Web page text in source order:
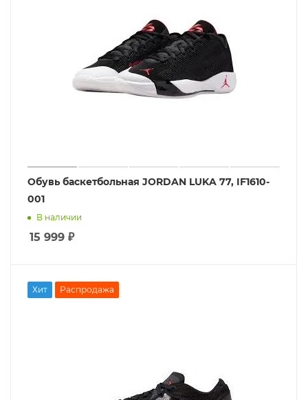
Обувь баскетбольная JORDAN LUKA 77, IF1610-
001
В наличии
15 999 ₽
Хит Распродажа